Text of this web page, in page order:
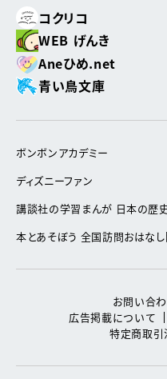
コクリコ
WEB げんき
Aneひめ.net
青い鳥文庫
ボンボンアカデミー
ディズニーファン
講談社の学習まんが 日本の歴
本とあそぼう 全国訪問おはな
お問い合
広告掲載について
特定商取